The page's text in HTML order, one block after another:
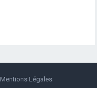
Mentions Légales